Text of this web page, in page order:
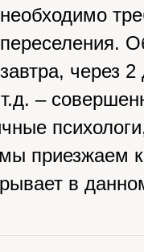
необходимо
переселения.
завтра, через
–
приезжаем
в